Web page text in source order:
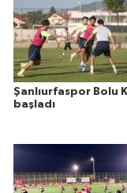
Şanlıurfaspor Bolu
başladı